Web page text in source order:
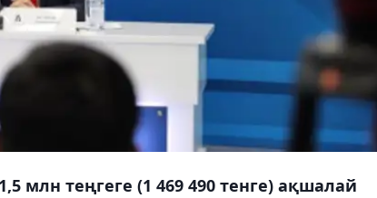
млн теңгеге (1 469 490 тенге) ақшалай